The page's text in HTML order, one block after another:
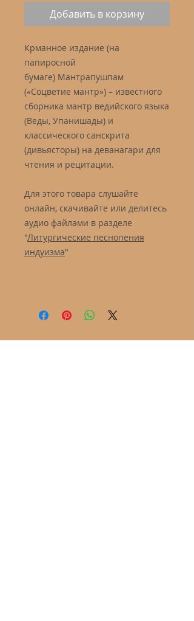
Добавить в корзину
Крманное издание (на
папиросной
бумаге) Мантрапушпам
(«Соцветие мантр») – известного
сборника мантр ведийского языка
(Веды, Упанишады) и
классического санскрита
(дивьясторы) на деванагари для
чтения и рецитации.
Для этого товара слушайте
онлайн, скачивайте или делитесь
аудио файлами в разделе
"Литургические песнопения
индуизма"